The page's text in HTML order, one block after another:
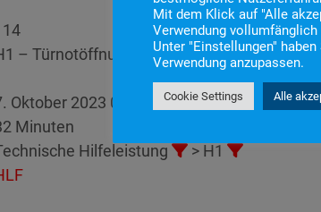
– Türnotöffnung
Oktober 2023 0:28
Minuten
Hilfeleistung
> H1
Mit dem Klick auf "Alle
Verwendung vollumfänglich
Unter "Einstellungen"
Verwendung anzupassen.
Cookie Settings Alle